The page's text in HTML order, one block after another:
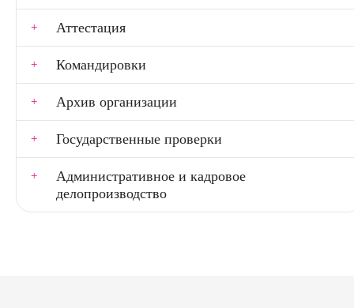
Аттестация
Командировки
Архив организации
Государственные проверки
Административное и кадровое
делопроизводство